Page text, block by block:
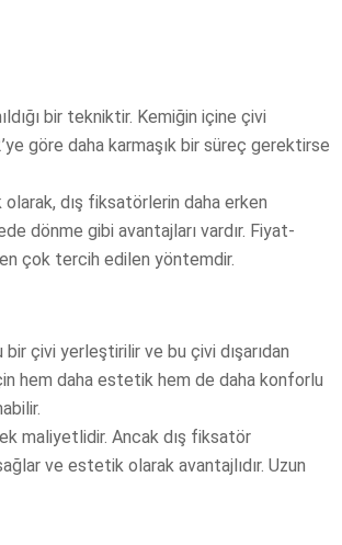
bir tekniktir. Kemiğin içine çivi
göre daha karmaşık bir süreç gerektirse
dış fiksatörlerin daha erken
dönme gibi avantajları vardır. Fiyat-
çok tercih edilen yöntemdir.
çivi yerleştirilir ve bu çivi dışarıdan
hem daha estetik hem de daha konforlu
maliyetlidir. Ancak dış fiksatör
ve estetik olarak avantajlıdır. Uzun